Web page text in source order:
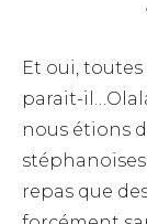
Et oui,
parait-
nous étions
repas que